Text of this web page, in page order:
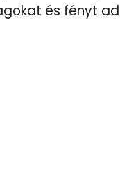
és fényt